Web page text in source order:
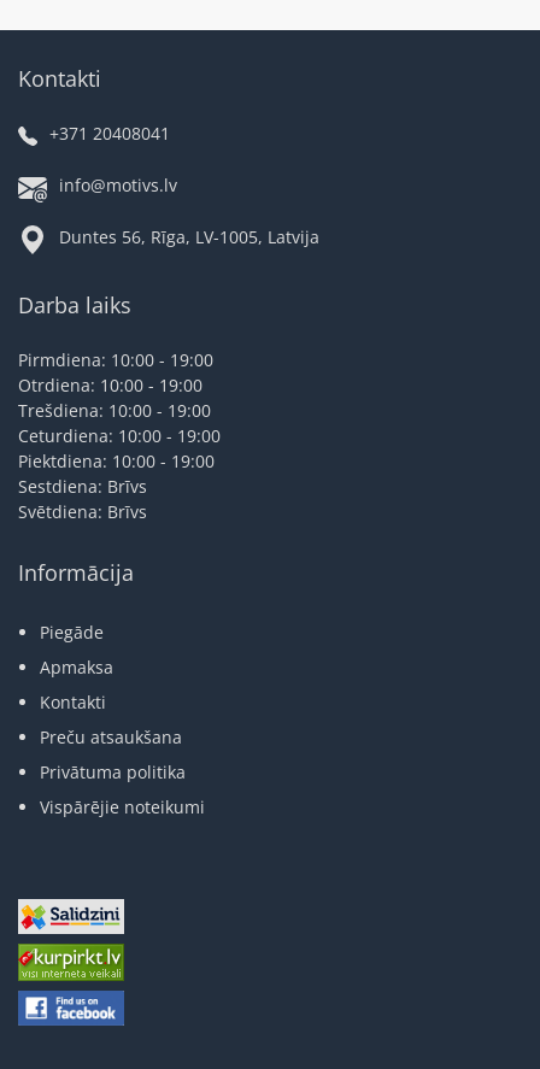
Kontakti
+371 20408041
info@motivs.lv
Duntes 56, Rīga, LV-1005, Latvija
Darba laiks
Pirmdiena: 10:00 - 19:00
Otrdiena: 10:00 - 19:00
Trešdiena: 10:00 - 19:00
Ceturdiena: 10:00 - 19:00
Piektdiena: 10:00 - 19:00
Sestdiena: Brīvs
Svētdiena: Brīvs
Informācija
Piegāde
Apmaksa
Kontakti
Preču atsaukšana
Privātuma politika
Vispārējie noteikumi